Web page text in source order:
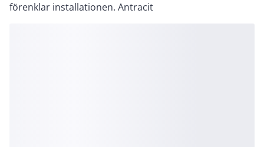
förenklar installationen. Antracit